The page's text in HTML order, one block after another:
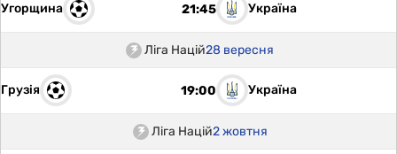
Угорщина 21:45 Україна
Ліга Націй28 вересня
Грузія 19:00 Україна
Ліга Націй2 жовтня